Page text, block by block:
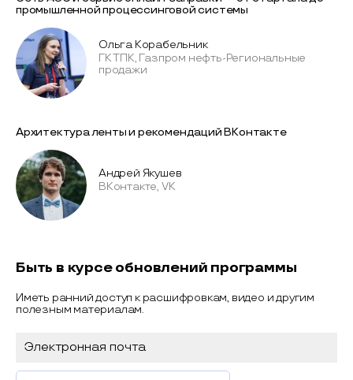
промышленной процессинговой системы
Ольга Корабельник
ГК ТПК, Газпром нефть-Региональные
продажи
Архитектура ленты и рекомендаций ВКонтакте
Андрей Якушев
ВКонтакте, VK
Быть в курсе обновлений программы
Иметь ранний доступ к расшифровкам, видео и другим
полезным материалам.